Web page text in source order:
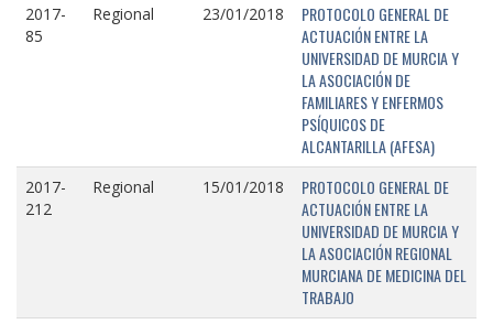
2017-
85
Regional 23/01/2018
PROTOCOLO GENERAL DE
ACTUACIÓN ENTRE LA
UNIVERSIDAD DE MURCIA Y
LA ASOCIACIÓN DE
FAMILIARES Y ENFERMOS
PSÍQUICOS DE
ALCANTARILLA (AFESA)
2017-
212
Regional 15/01/2018
PROTOCOLO GENERAL DE
ACTUACIÓN ENTRE LA
UNIVERSIDAD DE MURCIA Y
LA ASOCIACIÓN REGIONAL
MURCIANA DE MEDICINA DEL
TRABAJO